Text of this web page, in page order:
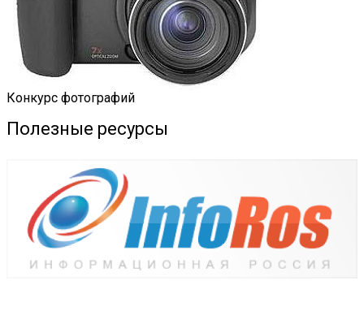
Конкурс фотографий
Полезные ресурсы